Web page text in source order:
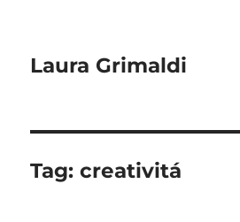
Laura Grimaldi
Tag:creativitá